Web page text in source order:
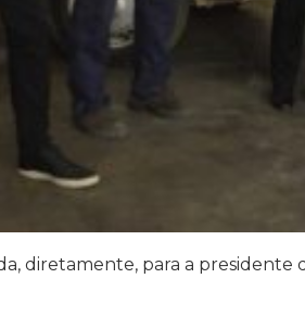
diretamente, para a presidente